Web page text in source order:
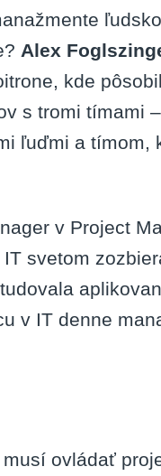
Alex
kde
s tromi tímami
ľuďmi a tímom,
v Project
svetom
v IT denne
ovládať